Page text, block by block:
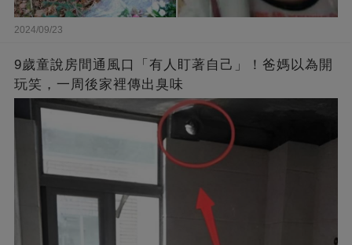
2024/09/23
9歲童說房間通風口「有人盯著自己」！爸媽以為開
玩笑，一周後家裡傳出臭味